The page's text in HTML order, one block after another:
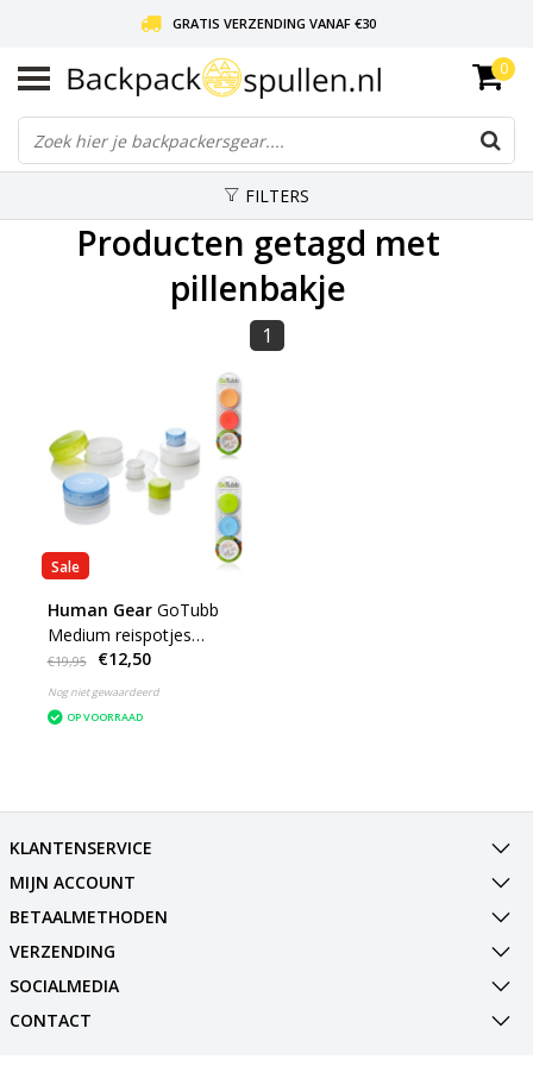
GRATIS VERZENDING VANAF €30
LIEFDE VOOR BACKPACKEN!
30 DAGEN GRATIS RETOUR
0
FILTERS
Producten getagd met
pillenbakje
1
Sale
Human Gear GoTubb
Medium reispotjes
€19,95 €12,50
Nog niet gewaardeerd
OP VOORRAAD
KLANTENSERVICE
MIJN ACCOUNT
BETAALMETHODEN
VERZENDING
SOCIALMEDIA
CONTACT